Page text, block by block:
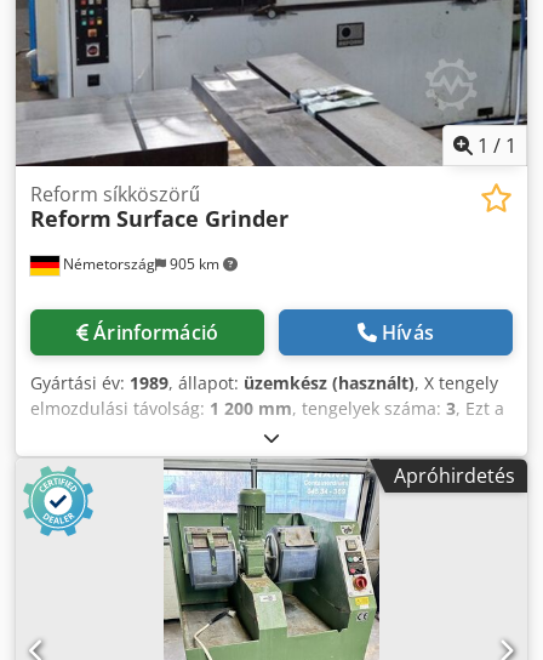
1 / 1
Németország 905 km
Reform síkköszörű
Reform Surface Grinder
Árinformáció Hívás
Gyártási év: 1989, állapot: üzemkész (használt), X tengely
elmozdulási távolság: 1 200 mm, tengelyek száma: 3, Ezt a
3 tengelyes Reform felületcsiszolót 1989-ben gyártották. A
munkaterülete 1200 mm x 500 mm, így elegendő helyet
biztosít a különböző csiszolási feladatokhoz. A gép nagyon
jó állapotban van és teljesen működőképes. Ha kiváló
minőségű felületcsiszolási képességekre vágyik, vegye
fontolóra az általunk eladásra kínált Reform
felületcsiszolót. További részletekért vegye fel velünk a
kapcsolatot. - Gyártó: Reform- Munkaterület: 1,200mm x
500mm- Gyártás éve: Reform, 1: 1989- Állapot: 1989:
Apróhirdetés